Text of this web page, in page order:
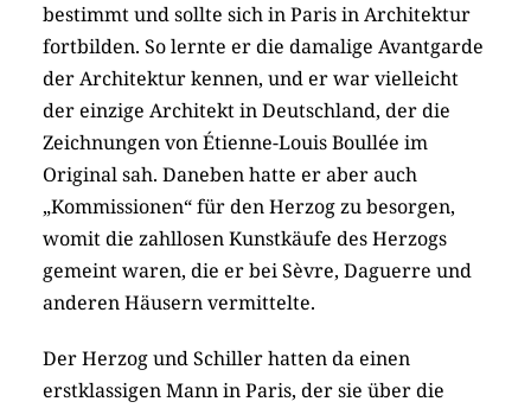
bestimmt und sollte sich in Paris in Architektur
fortbilden. So lernte er die damalige Avantgarde
der Architektur kennen, und er war vielleicht
der einzige Architekt in Deutschland, der die
Zeichnungen von Étienne-Louis Boullée im
Original sah. Daneben hatte er aber auch
„Kommissionen“ für den Herzog zu besorgen,
womit die zahllosen Kunstkäufe des Herzogs
gemeint waren, die er bei Sèvre, Daguerre und
anderen Häusern vermittelte.
Der Herzog und Schiller hatten da einen
erstklassigen Mann in Paris, der sie über die